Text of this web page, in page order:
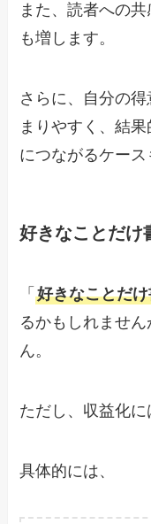
また、読者への
も増します。
さらに、自分の
まりやすく、結
につながるケース
好きなことだけ
「好きなことだ
るかもしれませ
ん。
ただし、収益化に
具体的には、